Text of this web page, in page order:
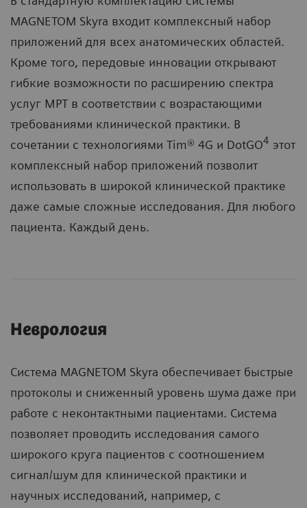
MAGNETOM Skyra входит комплексный набор
приложений для всех анатомических областей.
Кроме того, передовые инновации открывают
гибкие возможности по расширению спектра
услуг МРТ в соответствии с возрастающими
требованиями клинической практики. В
сочетании с технологиями Tim® 4G и DotGO4 этот
комплексный набор приложений позволит
использовать в широкой клинической практике
даже самые сложные исследования. Для любого
пациента. Каждый день.
Неврология
Система MAGNETOM Skyra обеспечивает быстрые
протоколы и сниженный уровень шума даже при
работе с неконтактными пациентами. Система
позволяет проводить исследования самого
широкого круга пациентов с соотношением
сигнал/шум для клинической практики и
научных исследований, например, с